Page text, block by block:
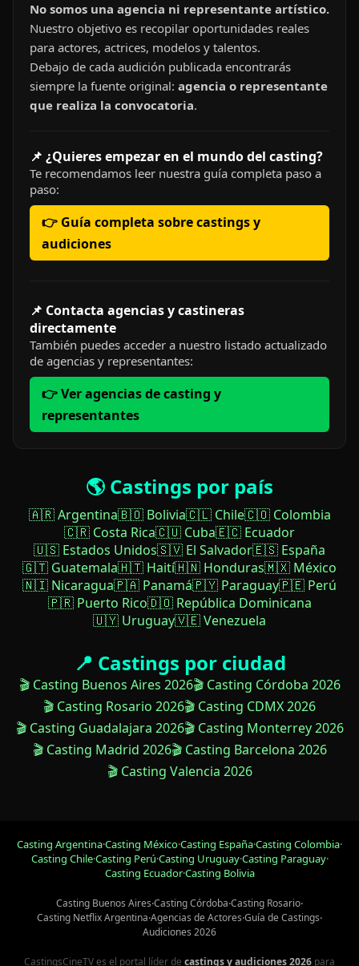
No somos una agencia ni representante artístico.
Nuestro objetivo es recopilar oportunidades reales
para actores, actrices, modelos y talentos.
Debajo de cada audición publicada encontrarás
siempre la fuente original: agencia o representante
que realiza la convocatoria.
📌 ¿Quieres empezar en el mundo del casting?
Te recomendamos leer nuestra guía completa paso a
paso:
👉 Guía completa sobre castings y
audiciones
📌 Contacta agencias y castineras
directamente
También puedes acceder a nuestro listado actualizado
de agencias y representantes:
👉 Ver agencias de casting y
representantes
🌎 Castings por país
🇦🇷 Argentina🇧🇴 Bolivia🇨🇱 Chile🇨🇴 Colombia
🇨🇷 Costa Rica🇨🇺 Cuba🇪🇨 Ecuador
🇺🇸 Estados Unidos🇸🇻 El Salvador🇪🇸 España
🇬🇹 Guatemala🇭🇹 Haití🇭🇳 Honduras🇲🇽 México
🇳🇮 Nicaragua🇵🇦 Panamá🇵🇾 Paraguay🇵🇪 Perú
🇵🇷 Puerto Rico🇩🇴 República Dominicana
🇺🇾 Uruguay🇻🇪 Venezuela
📍 Castings por ciudad
🎬 Casting Buenos Aires 2026🎬 Casting Córdoba 2026
🎬 Casting Rosario 2026🎬 Casting CDMX 2026
🎬 Casting Guadalajara 2026🎬 Casting Monterrey 2026
🎬 Casting Madrid 2026🎬 Casting Barcelona 2026
🎬 Casting Valencia 2026
Casting Argentina·Casting México·Casting España·Casting Colombia·
Casting Chile·Casting Perú·Casting Uruguay·Casting Paraguay·
Casting Ecuador·Casting Bolivia
Casting Buenos Aires·Casting Córdoba·Casting Rosario·
Casting Netflix Argentina·Agencias de Actores·Guía de Castings·
Audiciones 2026
CastingsCineTV es el portal líder de castings y audiciones 2026 para